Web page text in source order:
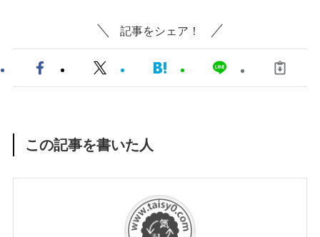
記事をシェア！
この記事を書いた人